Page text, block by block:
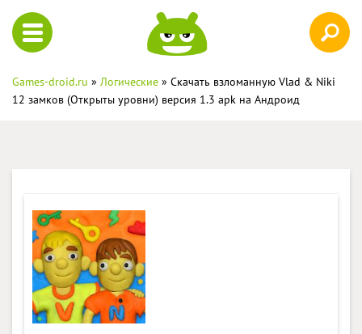
Games-droid.ru » Логические » Скачать взломанную Vlad & Niki
12 замков (Открыты уровни) версия 1.3 apk на Андроид